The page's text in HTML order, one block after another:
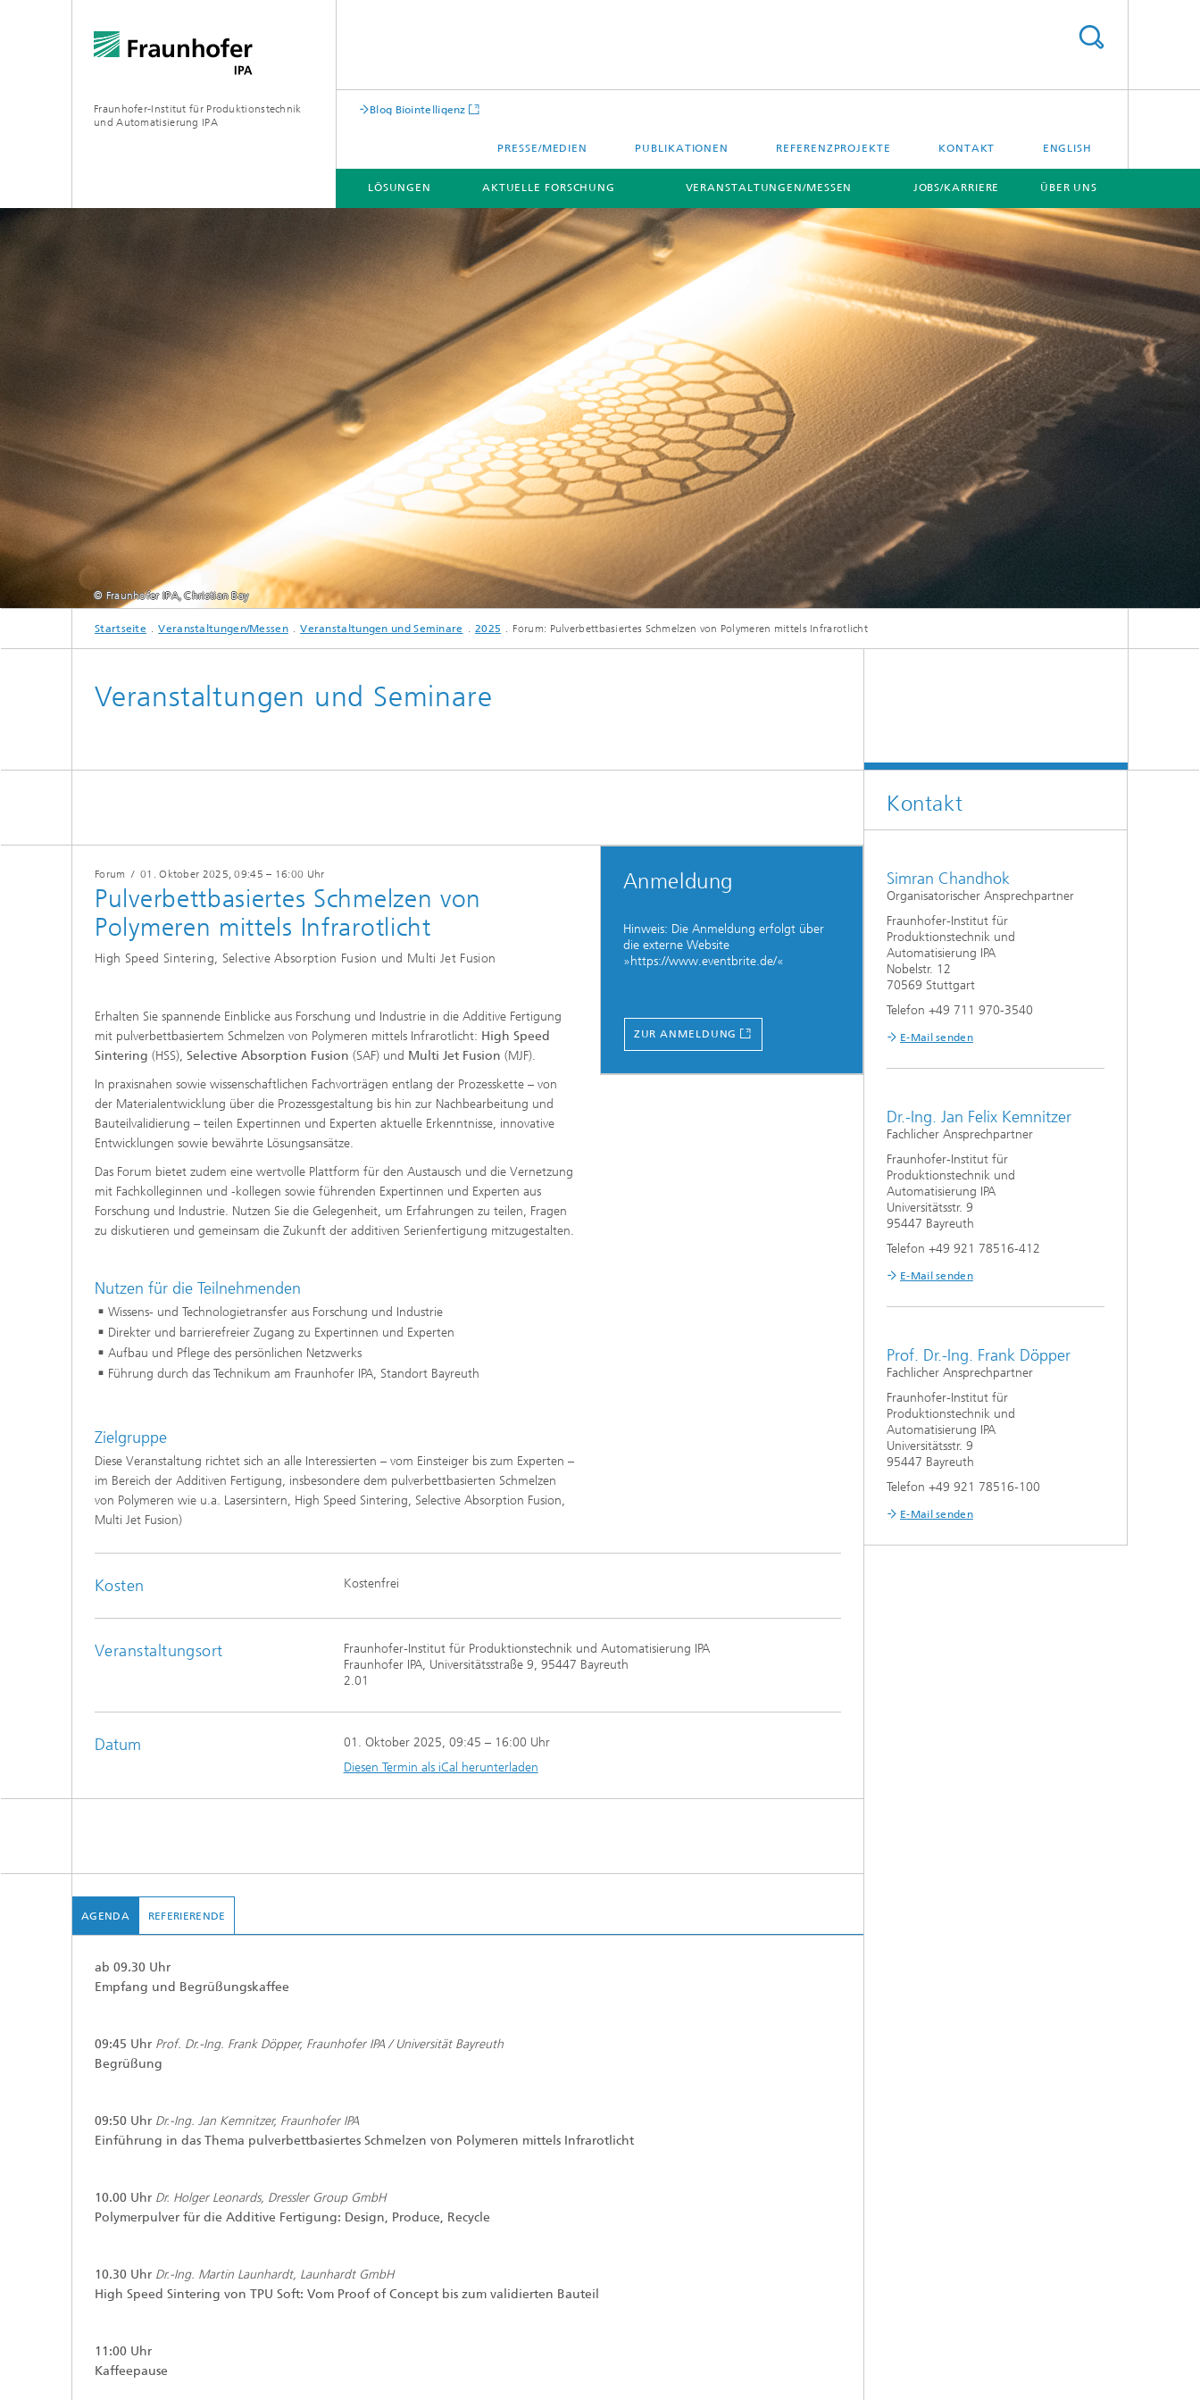
Fraunhofer-Institut für Produktionstechnik
und Automatisierung IPA
Blog Biointelligenz
PRESSE/MEDIEN PUBLIKATIONEN REFERENZPROJEKTE KONTAKT ENGLISH
LÖSUNGEN AKTUELLE FORSCHUNG VERANSTALTUNGEN/MESSEN JOBS/KARRIERE ÜBER UNS
© Fraunhofer IPA, Christian Bay
Startseite Veranstaltungen/Messen Veranstaltungen und Seminare 2025 Forum: Pulverbettbasiertes Schmelzen von Polymeren mittels Infrarotlicht
Veranstaltungen und Seminare
Forum / 01. Oktober 2025, 09:45 – 16:00 Uhr
Pulverbettbasiertes Schmelzen von
Polymeren mittels Infrarotlicht
High Speed Sintering, Selective Absorption Fusion und Multi Jet Fusion
Erhalten Sie spannende Einblicke aus Forschung und Industrie in die Additive Fertigung
mit pulverbettbasiertem Schmelzen von Polymeren mittels Infrarotlicht: High Speed
Sintering (HSS), Selective Absorption Fusion (SAF) und Multi Jet Fusion (MJF).
In praxisnahen sowie wissenschaftlichen Fachvorträgen entlang der Prozesskette – von
der Materialentwicklung über die Prozessgestaltung bis hin zur Nachbearbeitung und
Bauteilvalidierung – teilen Expertinnen und Experten aktuelle Erkenntnisse, innovative
Entwicklungen sowie bewährte Lösungsansätze.
Das Forum bietet zudem eine wertvolle Plattform für den Austausch und die Vernetzung
mit Fachkolleginnen und -kollegen sowie führenden Expertinnen und Experten aus
Forschung und Industrie. Nutzen Sie die Gelegenheit, um Erfahrungen zu teilen, Fragen
zu diskutieren und gemeinsam die Zukunft der additiven Serienfertigung mitzugestalten.
Nutzen für die Teilnehmenden
Wissens- und Technologietransfer aus Forschung und Industrie
Direkter und barrierefreier Zugang zu Expertinnen und Experten
Aufbau und Pflege des persönlichen Netzwerks
Führung durch das Technikum am Fraunhofer IPA, Standort Bayreuth
Zielgruppe
Diese Veranstaltung richtet sich an alle Interessierten – vom Einsteiger bis zum Experten –
im Bereich der Additiven Fertigung, insbesondere dem pulverbettbasierten Schmelzen
von Polymeren wie u.a. Lasersintern, High Speed Sintering, Selective Absorption Fusion,
Multi Jet Fusion)
Anmeldung
Hinweis: Die Anmeldung erfolgt über
die externe Website
»https://www.eventbrite.de/«
ZUR ANMELDUNG
Kosten Kostenfrei
Veranstaltungsort
Fraunhofer-Institut für Produktionstechnik und Automatisierung IPA
Fraunhofer IPA, Universitätsstraße 9, 95447 Bayreuth
2.01
Datum 01. Oktober 2025, 09:45 – 16:00 Uhr
Diesen Termin als iCal herunterladen
AGENDA
ab 09.30 Uhr
Empfang und Begrüßungskaffee
09:45 Uhr Prof. Dr.-Ing. Frank Döpper, Fraunhofer IPA / Universität Bayreuth
Begrüßung
09:50 Uhr Dr.-Ing. Jan Kemnitzer, Fraunhofer IPA
Einführung in das Thema pulverbettbasiertes Schmelzen von Polymeren mittels Infrarotlicht
10.00 Uhr Dr. Holger Leonards, Dressler Group GmbH
Polymerpulver für die Additive Fertigung: Design, Produce, Recycle
10.30 Uhr Dr.-Ing. Martin Launhardt, Launhardt GmbH
High Speed Sintering von TPU Soft: Vom Proof of Concept bis zum validierten Bauteil
11:00 Uhr
Kaffeepause
REFERIERENDE
Kontakt
Simran Chandhok
Organisatorischer Ansprechpartner
Fraunhofer-Institut für
Produktionstechnik und
Automatisierung IPA
Nobelstr. 12
70569 Stuttgart
Telefon +49 711 970-3540
E-Mail senden
Dr.-Ing. Jan Felix Kemnitzer
Fachlicher Ansprechpartner
Fraunhofer-Institut für
Produktionstechnik und
Automatisierung IPA
Universitätsstr. 9
95447 Bayreuth
Telefon +49 921 78516-412
E-Mail senden
Prof. Dr.-Ing. Frank Döpper
Fachlicher Ansprechpartner
Fraunhofer-Institut für
Produktionstechnik und
Automatisierung IPA
Universitätsstr. 9
95447 Bayreuth
Telefon +49 921 78516-100
E-Mail senden